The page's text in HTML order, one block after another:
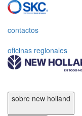
contactos
oficinas regionales
sobre new holland